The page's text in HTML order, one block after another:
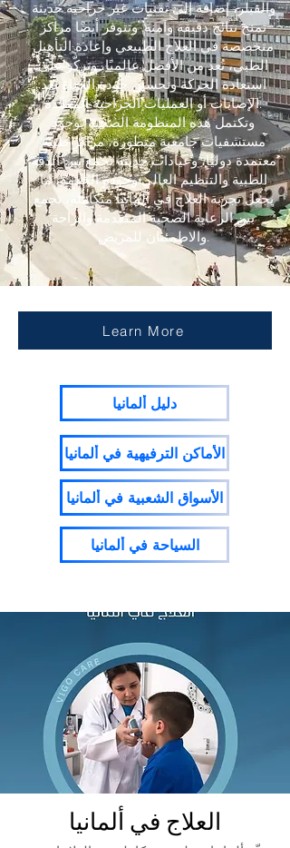
والفيلر، إضافة إلى تقنيات غير جراحية حديثة
تمنح نتائج دقيقة وآمنة. وتتوفر أيضًا مراكز
متخصصة في العلاج الطبيعي وإعادة التأهيل
الطبي، تُعد من الأفضل عالميًا، وتركّز على
استعادة الحركة وتحسين جودة الحياة بعد
الإصابات أو العمليات الجراحية المعقّدة.
وتكتمل هذه المنظومة الصحية بوجود
مستشفيات جامعية متطورة، مراكز طبية
معتمدة دوليًا، وعيادات حديثة تجمع بين الدقة
الطبية والتنظيم العالي وجودة الخدمة، ما
يجعل تجربة العلاج في ألمانيا متكاملة، تجمع
بين الرعاية الصحية المتقدمة والراحة
والاطمئنان للمريض.
Learn More
دليل ألمانيا
الأماكن الترفيهية في ألمانيا
الأسواق الشعبية في ألمانيا
السياحة في ألمانيا
العلاج في ألمانيا